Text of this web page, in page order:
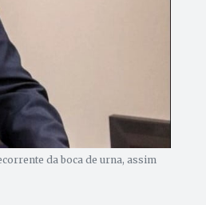
da boca de urna, assim